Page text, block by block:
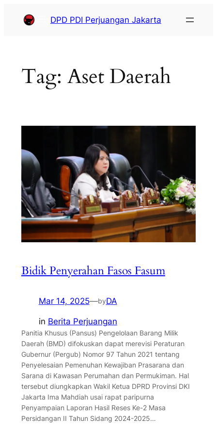
DPD PDI Perjuangan Jakarta
Tag: Aset Daerah
Bidik Penyerahan Fasos Fasum
Mar 14, 2025—byDA
in Berita Perjuangan
Panitia Khusus (Pansus) Pengelolaan Barang Milik
Daerah (BMD) difokuskan dapat merevisi Peraturan
Gubernur (Pergub) Nomor 97 Tahun 2021 tentang
Penyelesaian Pemenuhan Kewajiban Prasarana dan
Sarana di Kawasan Perumahan dan Permukiman. Hal
tersebut diungkapkan Wakil Ketua DPRD Provinsi DKI
Jakarta Ima Mahdiah usai rapat paripurna
Penyampaian Laporan Hasil Reses Ke-2 Masa
Persidangan II Tahun Sidang 2024-2025…